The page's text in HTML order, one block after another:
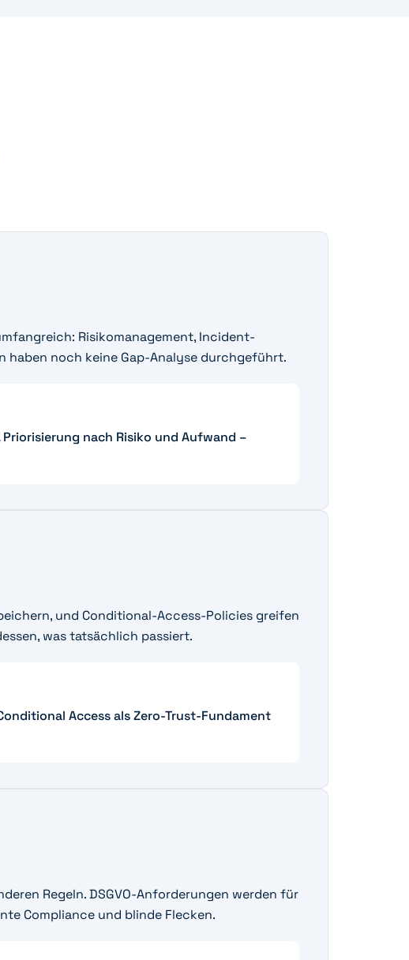
Risikomanagement, Incident-
haben noch keine Gap-Analyse durchgeführt.
nach Risiko und Aufwand –
und Conditional-Access-Policies greifen
was tatsächlich passiert.
Access als Zero-Trust-Fundament
Regeln. DSGVO-Anforderungen werden für
Compliance und blinde Flecken.